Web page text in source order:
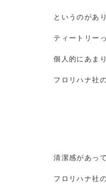
というのがあ
ティートリー
個人的にあま
フロリハナ社
清潔感があっ
フロリハナ社